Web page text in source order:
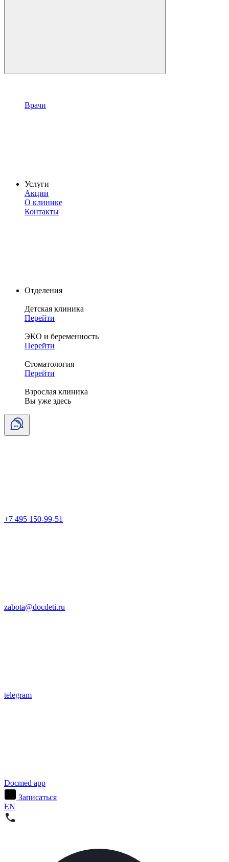
Врачи
Услуги
Акции
О клинике
Контакты
Отделения
Детская клиника
Перейти
ЭКО и беременность
Перейти
Стоматология
Перейти
Взрослая клиника
Вы уже здесь
+7 495 150-99-51
zabota@docdeti.ru
telegram
Docmed app
Записаться
EN